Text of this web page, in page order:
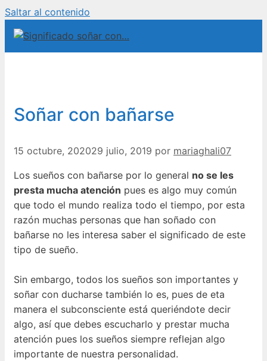
Saltar al contenido
Soñar con bañarse
15 octubre, 202029 julio, 2019 por mariaghali07
Los sueños con bañarse por lo general no se les
presta mucha atención pues es algo muy común
que todo el mundo realiza todo el tiempo, por esta
razón muchas personas que han soñado con
bañarse no les interesa saber el significado de este
tipo de sueño.
Sin embargo, todos los sueños son importantes y
soñar con ducharse también lo es, pues de eta
manera el subconsciente está queriéndote decir
algo, así que debes escucharlo y prestar mucha
atención pues los sueños siempre reflejan algo
importante de nuestra personalidad.